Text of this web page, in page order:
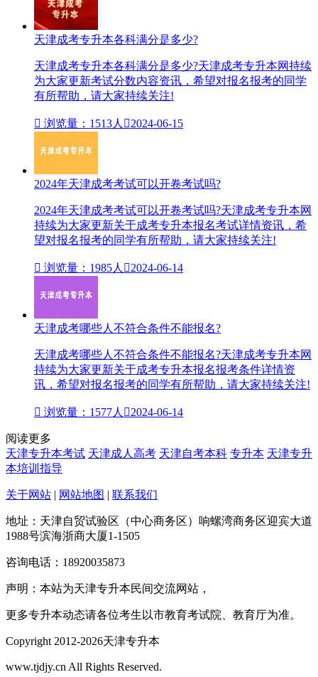
天津成考专升本各科满分是多少?
天津成考专升本各科满分是多少?天津成考专升本网持续
为大家更新考试分数内容资讯，希望对报名报考的同学
有所帮助，请大家持续关注!
 浏览量：1513人 2024-06-15
2024年天津成考考试可以开卷考试吗?
2024年天津成考考试可以开卷考试吗?天津成考专升本网
持续为大家更新关于成考专升本报名考试详情资讯，希
望对报名报考的同学有所帮助，请大家持续关注!
 浏览量：1985人 2024-06-14
天津成考哪些人不符合条件不能报名?
天津成考哪些人不符合条件不能报名?天津成考专升本网
持续为大家更新关于成考专升本报名报考条件详情资
讯，希望对报名报考的同学有所帮助，请大家持续关注!
 浏览量：1577人 2024-06-14
阅读更多
天津专升本考试 天津成人高考 天津自考本科 专升本 天津专升
本培训指导
关于网站 | 网站地图 | 联系我们
地址：天津自贸试验区（中心商务区）响螺湾商务区迎宾大道
1988号滨海浙商大厦1-1505
咨询电话：18920035873
声明：本站为天津专升本民间交流网站，
更多专升本动态请各位考生以市教育考试院、教育厅为准。
Copyright 2012-2026天津专升本
www.tjdjy.cn All Rights Reserved.